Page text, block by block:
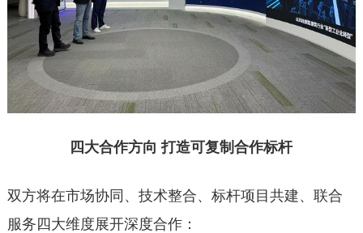
四大合作方向 打造可复制合作标杆
双方将在市场协同、技术整合、标杆项目共建、联合
服务四大维度展开深度合作：